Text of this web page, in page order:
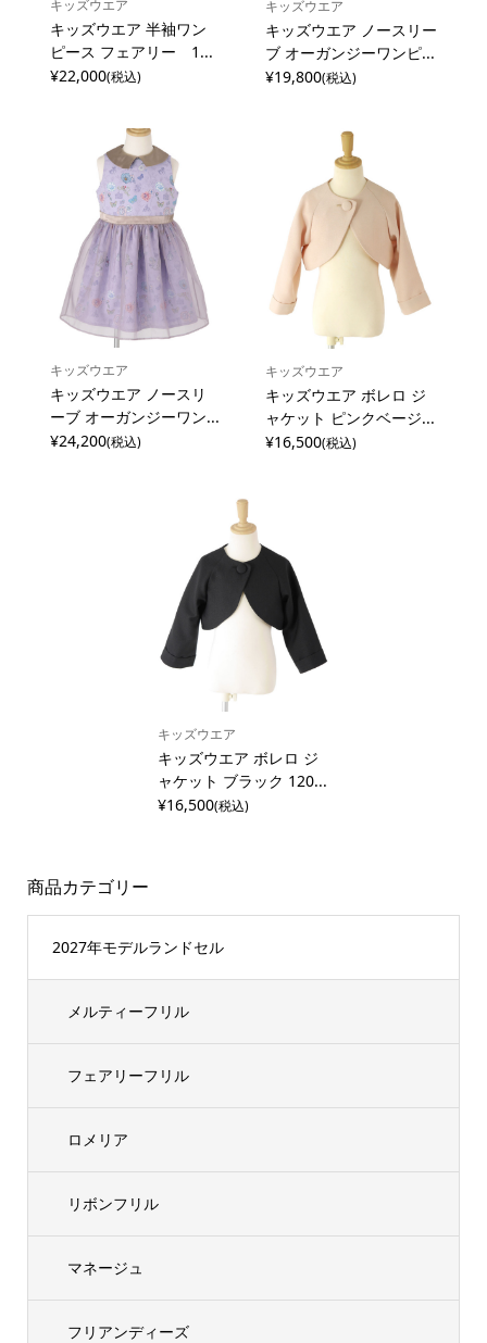
キッズウエア
キッズウエア 半袖ワン
ピース フェアリー 1...
¥22,000(税込)
キッズウエア
キッズウエア ノースリー
ブ オーガンジーワンピ...
¥19,800(税込)
キッズウエア
キッズウエア ノースリ
ーブ オーガンジーワン...
¥24,200(税込)
キッズウエア
キッズウエア ボレロ ジ
ャケット ピンクベージ...
¥16,500(税込)
キッズウエア
キッズウエア ボレロ ジ
ャケット ブラック 120...
¥16,500(税込)
商品カテゴリー
2027年モデルランドセル
メルティーフリル
フェアリーフリル
ロメリア
リボンフリル
マネージュ
フリアンディーズ